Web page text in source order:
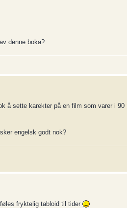
denne boka?
å sette karekter på en film som varer i
engelsk godt nok?
fryktelig tabloid til tider